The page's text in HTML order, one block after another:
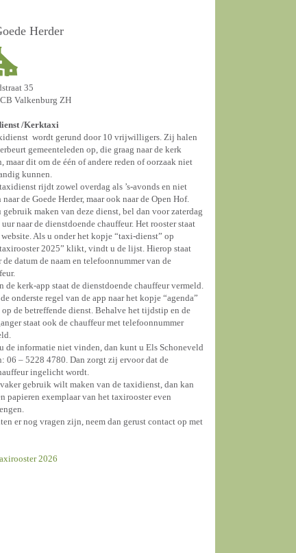
Herder
35
Valkenburg ZH
/Kerktaxi
wordt gerund door 10 vrijwilligers. Zij halen
gemeenteleden op, die graag naar de kerk
maar dit om de één of andere reden of oorzaak niet
kunnen.
rijdt zowel overdag als ’s-avonds en niet
naar de Goede Herder, maar ook naar de Open Hof.
gebruik maken van deze dienst, bel dan voor zaterdag
uur naar de dienstdoende chauffeur. Het rooster staat
Als u onder het kopje “taxi-dienst” op
2025” klikt, vindt u de lijst. Hierop staat
de datum de naam en telefoonnummer van de
de kerk-app staat de dienstdoende chauffeur vermeld.
onderste regel van de app naar het kopje “agenda”
de betreffende dienst. Behalve het tijdstip en de
staat ook de chauffeur met telefoonnummer
de informatie niet vinden, dan kunt u Els Schoneveld
06 – 5228 4780. Dan zorgt zij ervoor dat de
ingelicht wordt.
gebruik wilt maken van de taxidienst, dan kan
papieren exemplaar van het taxirooster even
er nog vragen zijn, neem dan gerust contact op met
2026